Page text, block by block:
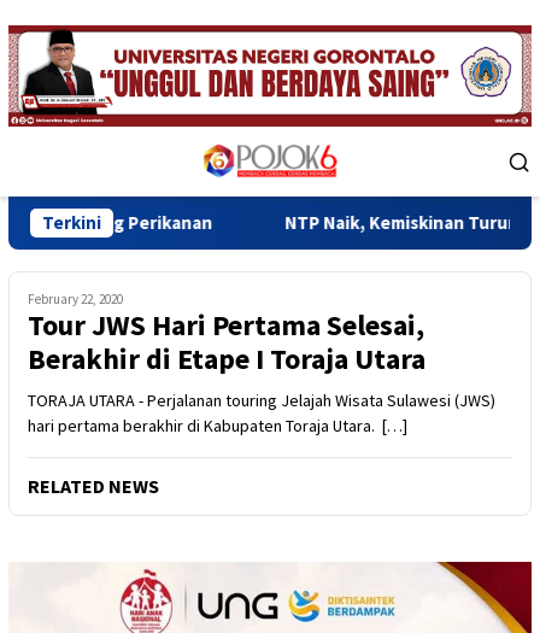
Skip
to
content
Menu
Terkini NTP Naik, Kemiskinan Turun, Ekonomi
February 22, 2020
Tour JWS Hari Pertama Selesai,
Berakhir di Etape I Toraja Utara
TORAJA UTARA - Perjalanan touring Jelajah Wisata Sulawesi (JWS)
hari pertama berakhir di Kabupaten Toraja Utara. […]
RELATED NEWS